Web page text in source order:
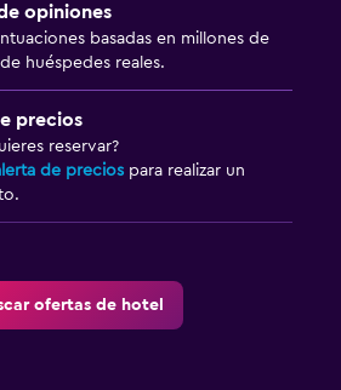
opiniones
basadas en millones de
huéspedes reales.
precios
reservar?
de precios para realizar un
ofertas de hotel